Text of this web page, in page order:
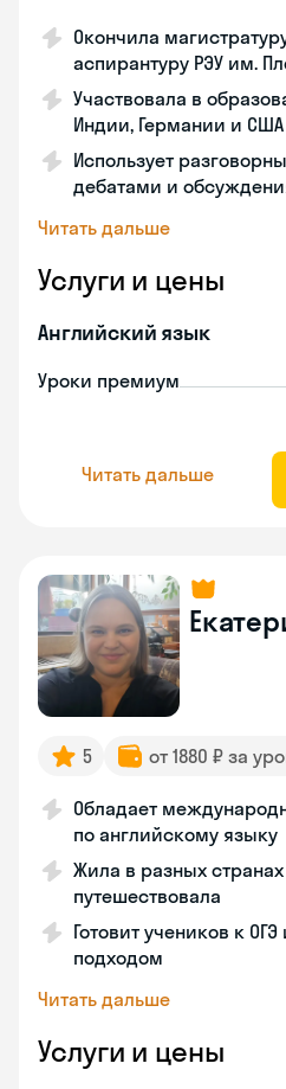
Окончила
аспирантуру РЭУ им.
Участвовала в
Индии, Германии и США
Использует
дебатами и
Читать дальше
Услуги и цены
Английский язык
Уроки премиум
Читать дальше
5 от 1880 ₽ за
Обладает
по английскому языку
Жила в разных
путешествовала
Готовит учеников к
подходом
Читать дальше
Услуги и цены